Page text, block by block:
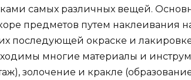
самых различных вещей.
предметов путем наклеивания
последующей окраске и
многие материалы и
золочение и кракле